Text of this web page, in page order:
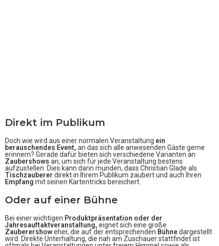
Direkt im Publikum
Doch wie wird aus einer normalen Veranstaltung ein
berauschendes Event, an das sich alle anwesenden Gäste gerne
erinnern? Gerade dafür bieten sich verschiedene Varianten an
Zaubershows an, um sich für jede Veranstaltung bestens
aufzustellen. Dies kann darin münden, dass Christian Glade als
Tischzauberer direkt in Ihrem Publikum zaubert und auch Ihren
Empfang mit seinen Kartentricks bereichert.
Oder auf einer Bühne
Bei einer wichtigen Produktpräsentation oder der
Jahresauftaktveranstaltung, eignet sich eine große
Zauberershoweher, die auf der entsprechenden Bühnedargestellt
wird. Direkte Unterhaltung, die nah am Zuschauer stattfindet ist